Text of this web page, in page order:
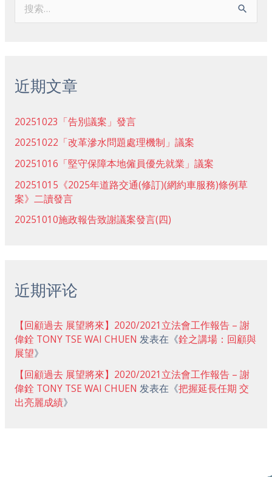
近期文章
20251023「告別議案」發言
20251022「改革滲水問題處理機制」議案
20251016「堅守保障本地僱員優先就業」議案
20251015《2025年道路交通(修訂)(網約車服務)條例草
案》二讀發言
20251010施政報告致謝議案發言(四)
近期评论
【回顧過去 展望將來】2020/2021立法會工作報告 – 謝
偉銓 TONY TSE WAI CHUEN 发表在《銓之講場：回顧與
展望》
【回顧過去 展望將來】2020/2021立法會工作報告 – 謝
偉銓 TONY TSE WAI CHUEN 发表在《把握延長任期 交
出亮麗成績》